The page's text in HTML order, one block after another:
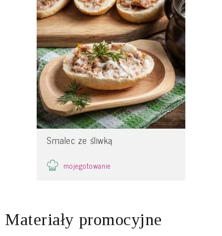
Smalec ze śliwką
mojegotowanie
Materiały promocyjne